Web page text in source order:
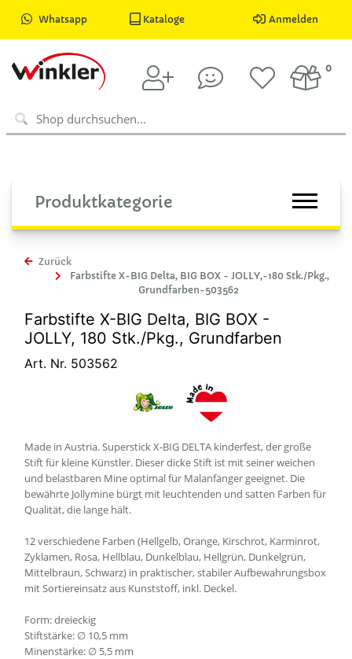
Whatsapp Kataloge Anmelden
0
Produktkategorie
Zurück
Farbstifte X-BIG Delta, BIG BOX - JOLLY,-180 Stk./Pkg.,
Grundfarben-503562
Farbstifte X-BIG Delta, BIG BOX -
JOLLY, 180 Stk./Pkg., Grundfarben
Art. Nr. 503562
Made in Austria. Superstick X-BIG DELTA kinderfest, der große
Stift für kleine Künstler. Dieser dicke Stift ist mit seiner weichen
und belastbaren Mine optimal für Malanfänger geeignet. Die
bewährte Jollymine bürgt mit leuchtenden und satten Farben für
Qualität, die lange hält.
12 verschiedene Farben (Hellgelb, Orange, Kirschrot, Karminrot,
Zyklamen, Rosa, Hellblau, Dunkelblau, Hellgrün, Dunkelgrün,
Mittelbraun, Schwarz) in praktischer, stabiler Aufbewahrungsbox
mit Sortiereinsatz aus Kunststoff, inkl. Deckel.
Form: dreieckig
Stiftstärke: ∅ 10,5 mm
Minenstärke: ∅ 5,5 mm